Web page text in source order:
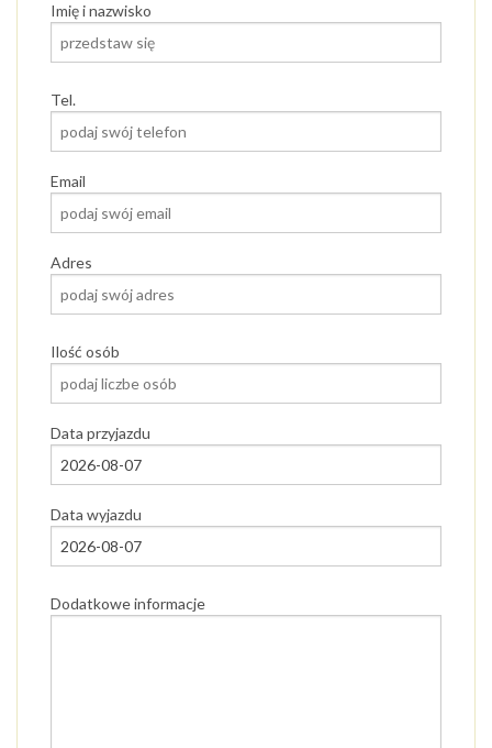
Imię i nazwisko
Tel.
Email
Adres
Ilość osób
Data przyjazdu
Data wyjazdu
Dodatkowe informacje